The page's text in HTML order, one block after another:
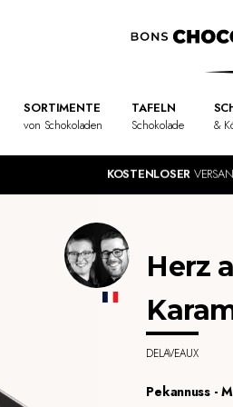
SORTIMENTE
von Schokoladen
TAFELN
Schokolade
&
KOSTENLOSER
Herz
DELAVEAUX
Pekannuss -